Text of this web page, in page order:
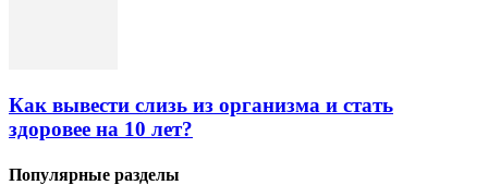
Как вывести слизь из организма и стать
здоровее на 10 лет?
Популярные разделы